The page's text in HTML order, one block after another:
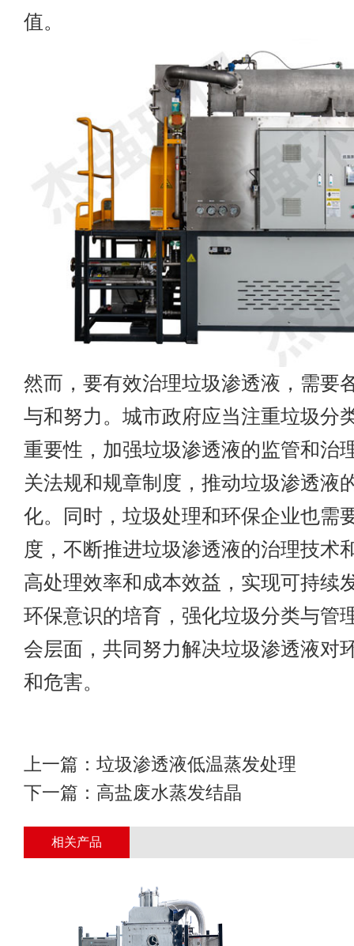
值。
然而，要有效治理垃圾渗透液，需要
与和努力。城市政府应当注重垃圾分
重要性，加强垃圾渗透液的监管和治
关法规和规章制度，推动垃圾渗透液
化。同时，垃圾处理和环保企业也需
度，不断推进垃圾渗透液的治理技术
高处理效率和成本效益，实现可持续
环保意识的培育，强化垃圾分类与管
会层面，共同努力解决垃圾渗透液对
和危害。
上一篇： 垃圾渗透液低温蒸发处理
下一篇： 高盐废水蒸发结晶
相关产品